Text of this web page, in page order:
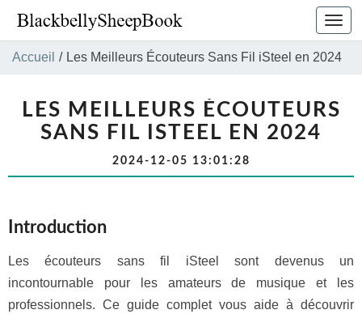
la
Accueil / Les Meilleurs Écouteurs Sans Fil iSteel en 2024
LES MEILLEURS ÉCOUTEURS
SANS FIL ISTEEL EN 2024
2024-12-05 13:01:28
Introduction
Les écouteurs sans fil iSteel sont devenus un
incontournable pour les amateurs de musique et les
professionnels. Ce guide complet vous aide à découvrir